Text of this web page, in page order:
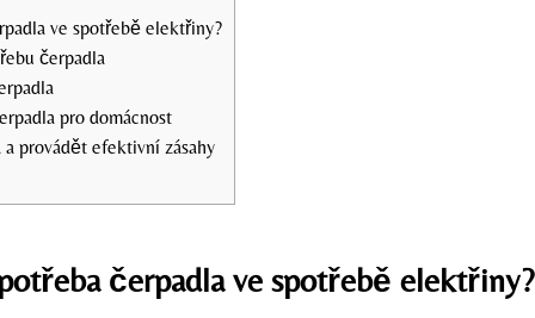
ve spotřebě elektřiny?
čerpadla
pro domácnost
provádět efektivní zásahy
čerpadla ve spotřebě elektřiny?